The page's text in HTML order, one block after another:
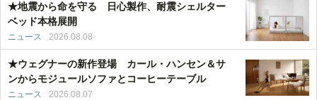
★地震から命を守る 日心製作、耐震シェルター
ベッド本格展開
ニュース 2026.08.08
★ウェグナーの新作登場 カール・ハンセン＆サ
ンからモジュールソファとコーヒーテーブル
ニュース 2026.08.07